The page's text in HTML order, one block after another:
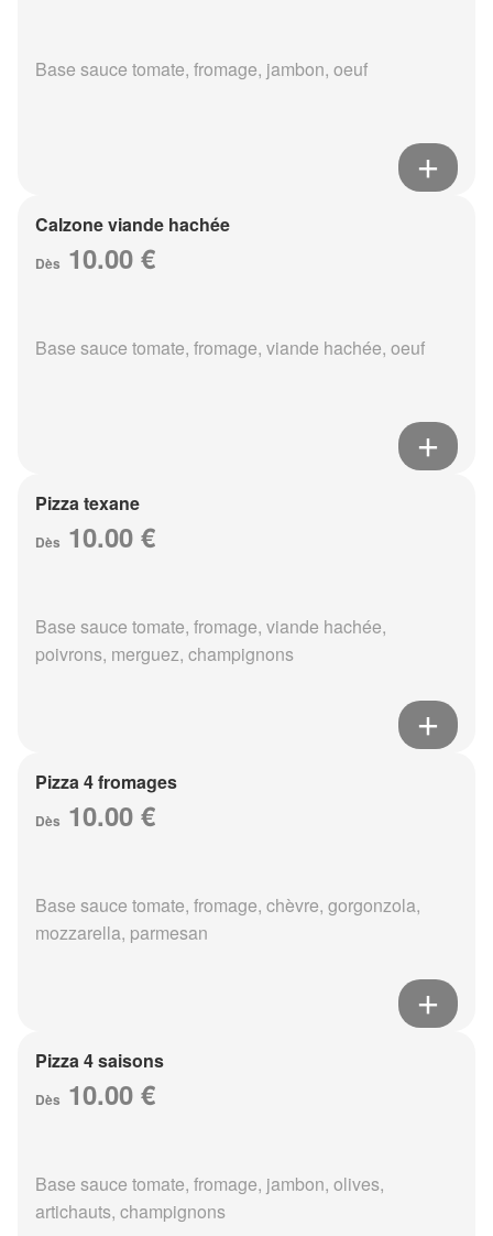
Base sauce tomate, fromage, jambon, oeuf
Calzone viande hachée
Dès 10.00 €
Base sauce tomate, fromage, viande hachée, oeuf
Pizza texane
Dès 10.00 €
Base sauce tomate, fromage, viande hachée,
poivrons, merguez, champignons
Pizza 4 fromages
Dès 10.00 €
Base sauce tomate, fromage, chèvre, gorgonzola,
mozzarella, parmesan
Pizza 4 saisons
Dès 10.00 €
Base sauce tomate, fromage, jambon, olives,
artichauts, champignons